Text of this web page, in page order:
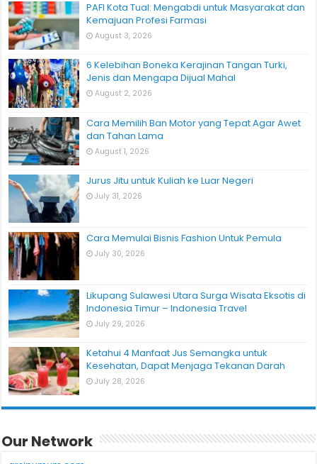
PAFI Kota Tual: Mengabdi untuk Masyarakat dan
Kemajuan Profesi Farmasi
August 3, 2026
6 Kelebihan Boneka Kerajinan Tangan Turki,
Jenis dan Mengapa Dijual Mahal
August 2, 2026
Cara Memilih Ban Motor yang Tepat Agar Awet
dan Tahan Lama
August 1, 2026
Jurus Jitu untuk Kuliah ke Luar Negeri
July 31, 2026
Cara Memulai Bisnis Fashion Untuk Pemula
July 30, 2026
Likupang Sulawesi Utara Surga Wisata Eksotis di
Indonesia Timur – Indonesia Travel
July 29, 2026
Ketahui 4 Manfaat Jus Semangka untuk
Kesehatan, Dapat Menjaga Tekanan Darah
July 28, 2026
Our Network